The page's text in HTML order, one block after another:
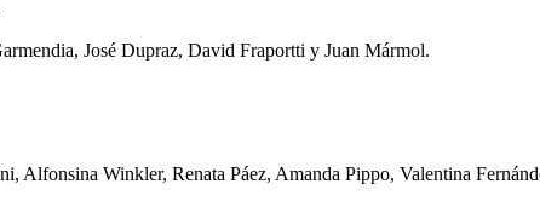
José Dupraz, David Fraportti y Juan Mármol.
Winkler, Renata Páez, Amanda Pippo, Valentina